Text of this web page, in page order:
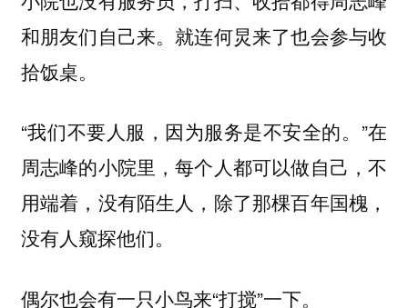
和朋友们自己来。就连何炅来了也会参与收
拾饭桌。
“我们不要人服，因为服务是不安全的。”在
周志峰的小院里，每个人都可以做自己，不
用端着，没有陌生人，除了那棵百年国槐，
没有人窥探他们。
偶尔也会有一只小鸟来“打搅”一下。